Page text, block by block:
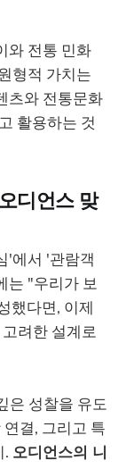
와 전통 민화
형적 가치는
츠와 전통문화
활용하는 것
디언스 맞
'에서 '관람객
는 "우리가 보
했다면, 이제
려한 설계로
은 성찰을 유도
결, 그리고 특
. 오디언스의 니